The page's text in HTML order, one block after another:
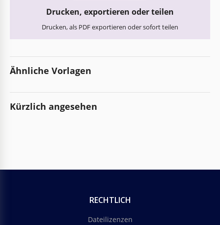
Drucken, exportieren oder teilen
Drucken, als PDF exportieren oder sofort teilen
Ähnliche Vorlagen
Kürzlich angesehen
RECHTLICH
Dateilizenzen